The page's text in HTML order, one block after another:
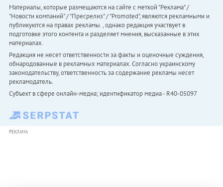
Материалы, которые размещаются на сайте с меткой "Реклама" /
"Новости компаний" / "Пресрелиз" / "Promoted", являются рекламными и
публикуются на правах рекламы. , однако редакция участвует в
подготовке этого контента и разделяет мнения, высказанные в этих
материалах.
Редакция не несет ответственности за факты и оценочные суждения,
обнародованные в рекламных материалах. Согласно украинскому
законодательству, ответственность за содержание рекламы несет
рекламодатель.
Субъект в сфере онлайн-медиа; идентификатор медиа - R40-05097
РЕКЛАМА